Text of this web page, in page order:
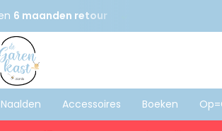
6 maanden retour
Naalden Accessoires Boeken